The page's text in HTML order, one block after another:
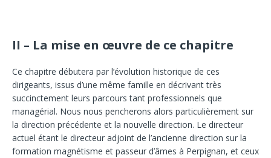
II – La mise en œuvre de ce chapitre
Ce chapitre débutera par l’évolution historique de ces
dirigeants, issus d’une même famille en décrivant très
succinctement leurs parcours tant professionnels que
managérial. Nous nous pencherons alors particulièrement sur
la direction précédente et la nouvelle direction. Le directeur
actuel étant le directeur adjoint de l’ancienne direction sur la
formation magnétisme et passeur d’âmes à Perpignan, et ceux